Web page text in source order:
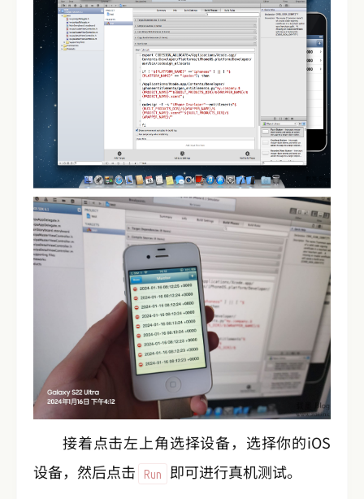
接着点击左上角选择设备，选择你的iOS
设备，然后点击 Run 即可进行真机测试。